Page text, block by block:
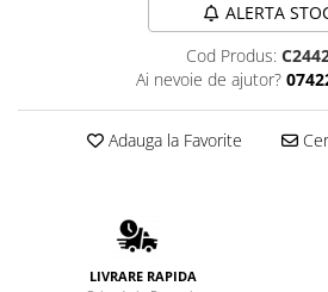
Pliculete Zahar si Miere
Aparate SH
Piese schimb espressoare
Accesorii si intretinere
ALERTA
Cod Produs:
Ai nevoie de ajutor?
Adauga la Favorite
LIVRARE RAPIDA